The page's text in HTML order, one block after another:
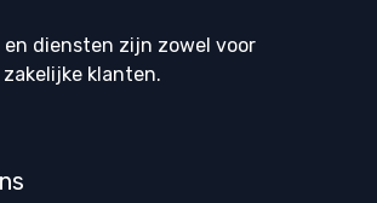
diensten zijn zowel voor
klanten.